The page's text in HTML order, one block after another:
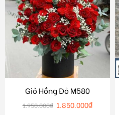
Giỏ Hồng Đỏ M580
1.950.000₫ 1.850.000₫